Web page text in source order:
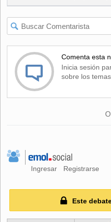
Comenta esta
Inicia sesión
sobre los
Ingresar Registrarse
Este